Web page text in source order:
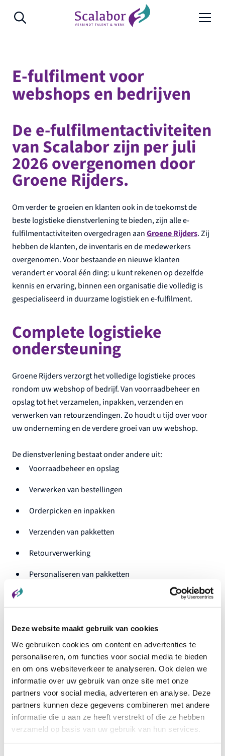
Deze website maakt gebruik van cookies
We gebruiken cookies om content en advertenties te
personaliseren, om functies voor social media te bieden
en om ons websiteverkeer te analyseren. Ook delen we
informatie over uw gebruik van onze site met onze
partners voor social media, adverteren en analyse. Deze
partners kunnen deze gegevens combineren met andere
informatie die u aan ze heeft verstrekt of die ze hebben
verzameld op basis van uw gebruik van hun services.
E-fulfilment voor
webshops en bedrijven
De e-fulfilmentactiviteiten
van Scalabor zijn per juli
2026 overgenomen door
Groene Rijders.
Om verder te groeien en klanten ook in de toekomst de
beste logistieke dienstverlening te bieden, zijn alle e-
fulfilmentactiviteiten overgedragen aanGroene Rijders. Zij
hebben de klanten, de inventaris en de medewerkers
overgenomen. Voor bestaande en nieuwe klanten
verandert er vooral één ding: u kunt rekenen op dezelfde
kennis en ervaring, binnen een organisatie die volledig is
gespecialiseerd in duurzame logistiek en e-fulfilment.
Complete logistieke
ondersteuning
Groene Rijders verzorgt het volledige logistieke proces
rondom uw webshop of bedrijf. Van voorraadbeheer en
opslag tot het verzamelen, inpakken, verzenden en
verwerken van retourzendingen. Zo houdt u tijd over voor
uw onderneming en de verdere groei van uw webshop.
De dienstverlening bestaat onder andere uit:
Voorraadbeheer en opslag
Verwerken van bestellingen
Orderpicken en inpakken
Verzenden van pakketten
Retourverwerking
Personaliseren van pakketten
Waarom kiezen voor e-
fulfilment?
Met e-fulfilment hoeft u zich geen zorgen te maken over uw
logistiek. U profiteert van:
Meer tijd voor uw onderneming
Een logistiek proces op maat
Persoonlijke service
Scherpe tarieven